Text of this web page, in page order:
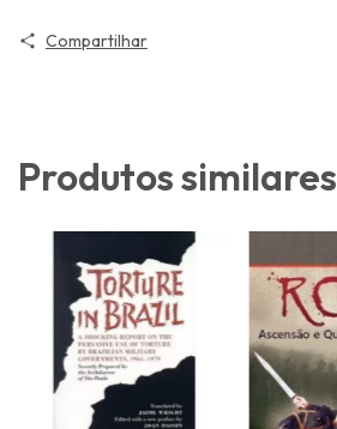
Compartilhar
Produtos similares